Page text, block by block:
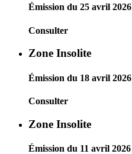
Émission du 25 avril 2026
Consulter
Zone Insolite
Émission du 18 avril 2026
Consulter
Zone Insolite
Émission du 11 avril 2026